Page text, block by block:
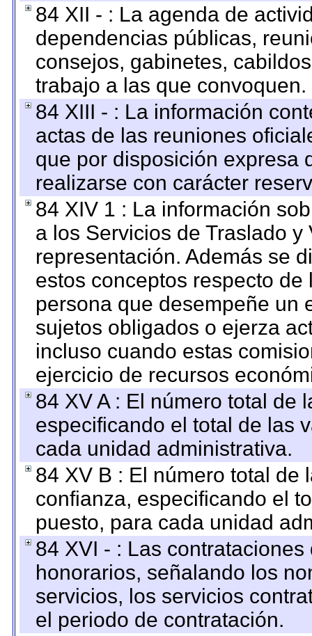
84 XII - : La agenda de
dependencias públicas,
consejos, gabinetes,
trabajo a las que convoquen.
84 XIII - : La información
actas de las reuniones
que por disposición expresa
realizarse con carácter
84 XIV 1 : La información
a los Servicios de Traslado
representación. Además se
estos conceptos respecto
persona que desempeñe un
sujetos obligados o ejerza
incluso cuando estas
ejercicio de recursos
84 XV A : El número total de
especificando el total de las
cada unidad administrativa.
84 XV B : El número total de
confianza, especificando el
puesto, para cada unidad
84 XVI - : Las
honorarios, señalando los
servicios, los servicios
el periodo de contratación.